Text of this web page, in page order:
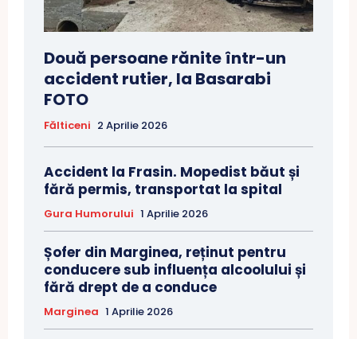
Două persoane rănite într-un
accident rutier, la Basarabi
FOTO
Fălticeni 2 Aprilie 2026
Accident la Frasin. Mopedist băut și
fără permis, transportat la spital
Gura Humorului 1 Aprilie 2026
Șofer din Marginea, reținut pentru
conducere sub influența alcoolului și
fără drept de a conduce
Marginea 1 Aprilie 2026